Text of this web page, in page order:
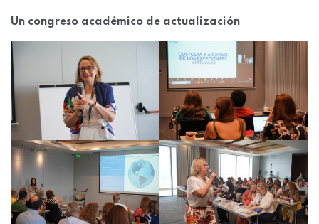
Un congreso académico de actualización